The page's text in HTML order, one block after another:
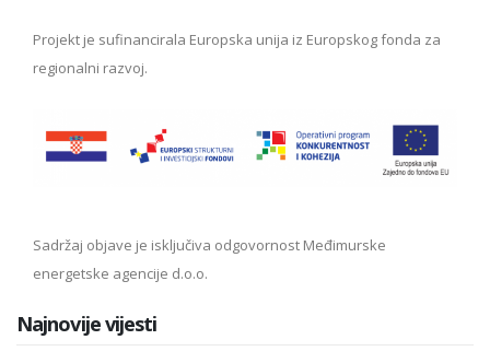
Projekt je sufinancirala Europska unija iz Europskog fonda za
regionalni razvoj.
Sadržaj objave je isključiva odgovornost Međimurske
energetske agencije d.o.o.
Najnovije vijesti